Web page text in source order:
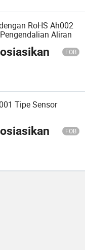
RoHS Ah002
Aliran
FOB
Tipe Sensor
FOB